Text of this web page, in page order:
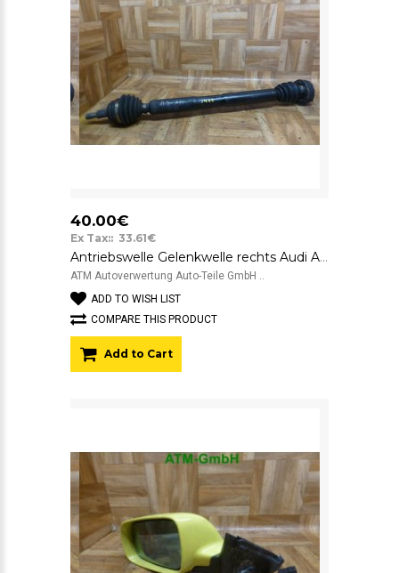
40.00€
Ex Tax:: 33.61€
Antriebswelle Gelenkwelle rechts Audi A3 1,6
ATM Autoverwertung Auto-Teile GmbH ..
ADD TO WISH LIST
COMPARE THIS PRODUCT
Add to Cart